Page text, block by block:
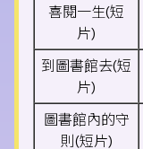
喜閱一生(短
片)
到圖書館去(短
片)
圖書館內的守
則(短片)